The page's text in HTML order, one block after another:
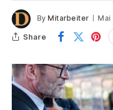
By Mitarbeiter Mai
Share